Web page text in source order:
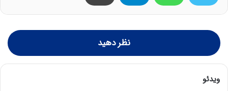
نظر دهید
ویدئو